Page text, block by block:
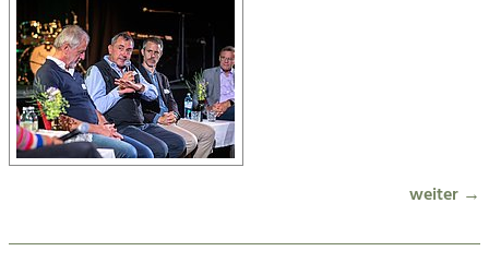
weiter →